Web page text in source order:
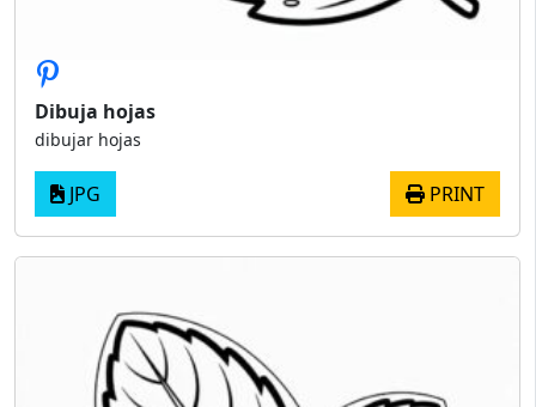
Dibuja hojas
dibujar hojas
JPG PRINT